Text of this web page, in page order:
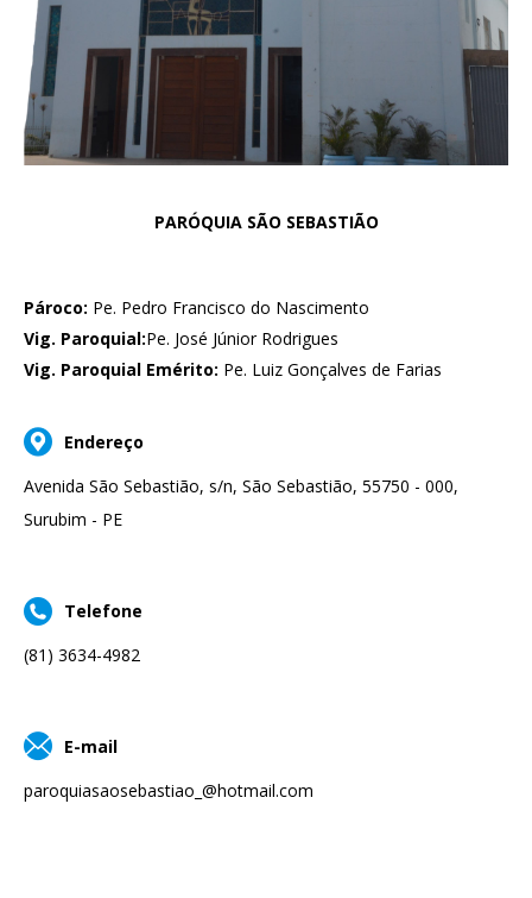
PARÓQUIA SÃO SEBASTIÃO
Pároco: Pe. Pedro Francisco do Nascimento
Vig. Paroquial:Pe. José Júnior Rodrigues
Vig. Paroquial Emérito: Pe. Luiz Gonçalves de Farias
Endereço
Avenida São Sebastião, s/n, São Sebastião, 55750 - 000,
Surubim - PE
Telefone
(81) 3634-4982
E-mail
paroquiasaosebastiao_@hotmail.com